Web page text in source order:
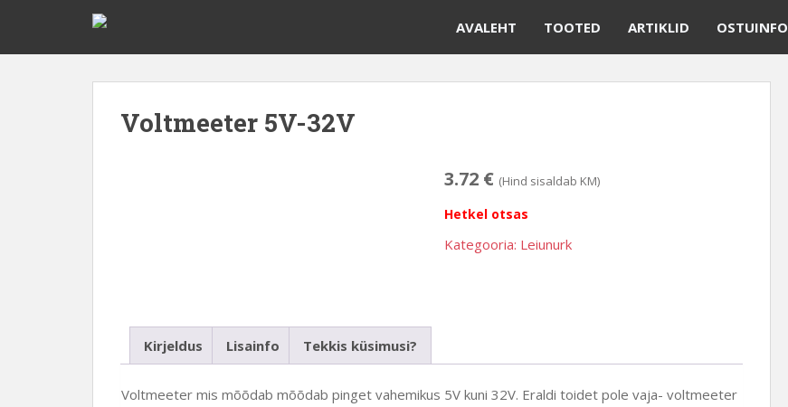
AVALEHT TOOTED ARTIKLID OSTUINFO
Voltmeeter 5V-32V
3.72 € (Hind sisaldab KM)
Hetkel otsas
Kategooria: Leiunurk
Kirjeldus Lisainfo Tekkis küsimusi?
Voltmeeter mis mõõdab mõõdab pinget vahemikus 5V kuni 32V. Eraldi toidet pole vaja- voltmeeter